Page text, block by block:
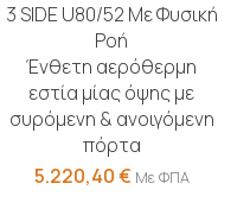
3 SIDE U80/52 Με Φυσική
Ροή
Ένθετη αερόθερμη
εστία μίας όψης με
συρόμενη & ανοιγόμενη
πόρτα
5.220,40€ Με ΦΠΑ